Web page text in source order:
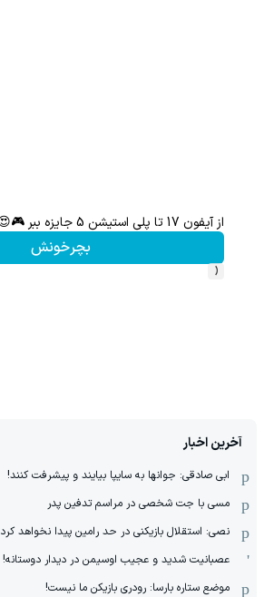
از آیفون 17 تا پلی استیشن 5 جایزه ببر 🎮😍📱 | بازی کن ، گردونه بچرخون
بچرخونش
‹
آخرین اخبار
ابی صادقی: جوانها به سایپا بیایند و پیشرفت کنند!
مسی با جت شخصی در مراسم تدفین پدر
نصی: استقلال بازیکنی در حد رامین پیدا نخواهد کرد
عصبانیت شدید و عجیب اوسیمن در دیدار دوستانه!
موضع ستاره بارسا: رودری بازیکن ما نیست!